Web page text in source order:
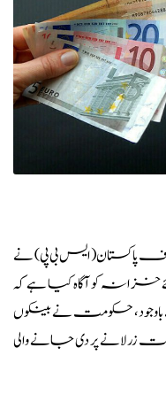
پاکستان (ایس بی پی) نے
خزانہ کو آگاہ کیا ہے کہ
کے باوجود، حکومت نے بینکوں
زر لانے پر دی جانے والی